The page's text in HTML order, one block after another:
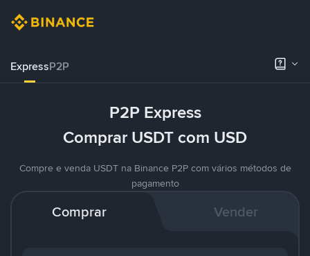
ExpressP2P
P2P Express
Comprar USDT com USD
Compre e venda USDT na Binance P2P com vários métodos de
pagamento
Comprar Vender